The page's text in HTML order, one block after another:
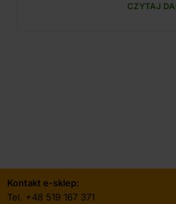
CZYTAJ
Kontakt e-sklep:
Tel. +48 519 167 371